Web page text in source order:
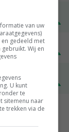
€ 1,32 € 0,10
€ 1,25 € 0,10
€ 1,78
van uw
gedeeld met
Wij en
U kunt
te
sitemenu naar
trekken via de